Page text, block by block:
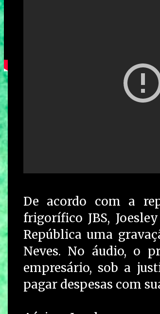
De acordo com a
frigorífico JBS,
República uma
Neves. No áudio, o
empresário, sob a
pagar despesas com